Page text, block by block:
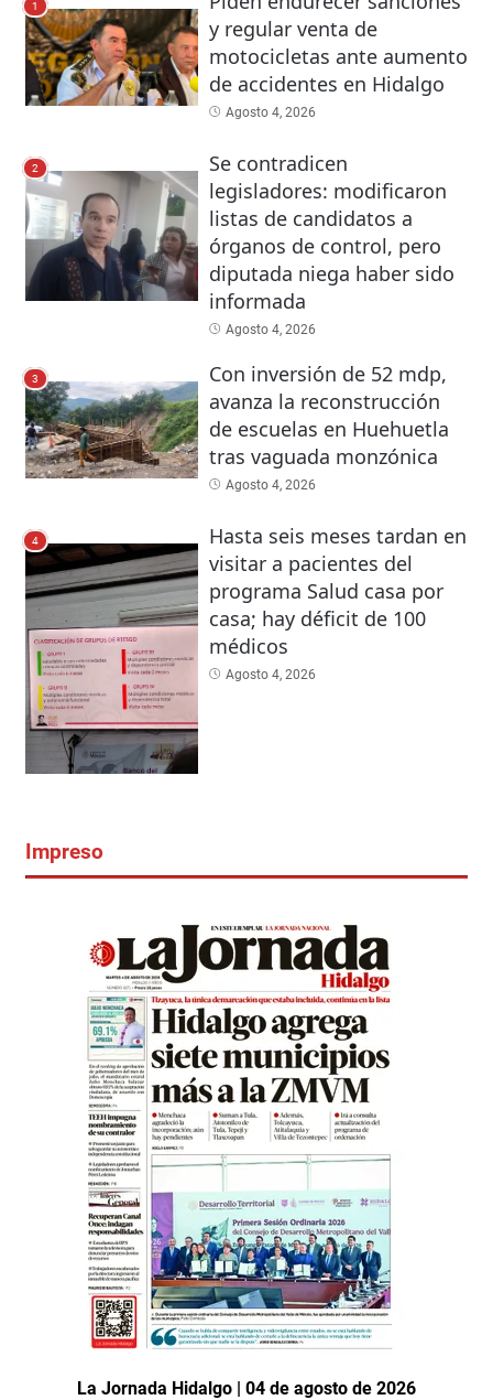
1
y regular venta de
motocicletas ante aumento
de accidentes en Hidalgo
Agosto 4, 2026
2
Se contradicen
legisladores: modificaron
listas de candidatos a
órganos de control, pero
diputada niega haber sido
informada
Agosto 4, 2026
3
Con inversión de 52 mdp,
avanza la reconstrucción
de escuelas en Huehuetla
tras vaguada monzónica
Agosto 4, 2026
4
Hasta seis meses tardan en
visitar a pacientes del
programa Salud casa por
casa; hay déficit de 100
médicos
Agosto 4, 2026
Impreso
La Jornada Hidalgo | 04 de agosto de 2026